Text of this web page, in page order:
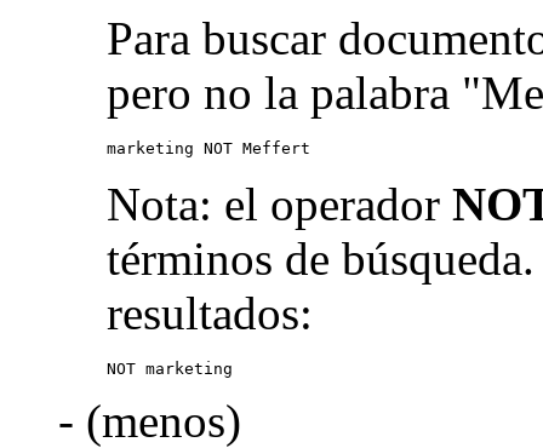
Para buscar
pero no la palabra
marketing NOT Meffert
Nota: el operador
términos de
resultados:
NOT marketing
- (menos)